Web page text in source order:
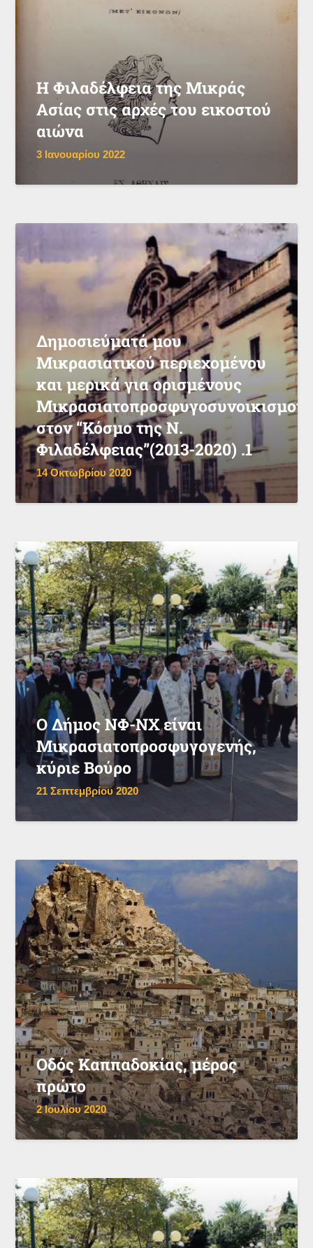
Η Φιλαδέλφεια της Μικράς
Ασίας στις αρχές του εικοστού
αιώνα
3 Ιανουαρίου 2022
Δημοσιεύματά μου
Μικρασιατικού περιεχομένου
και μερικά για ορισμένους
στον “Κόσμο της Ν.
Φιλαδέλφειας”(2013-2020) .1
14 Οκτωβρίου 2020
Ο Δήμος ΝΦ-ΝΧ είναι
Μικρασιατοπροσφυγογενής,
κύριε Βούρο
21 Σεπτεμβρίου 2020
Οδός Καππαδοκίας, μέρος
πρώτο
2 Ιουλίου 2020